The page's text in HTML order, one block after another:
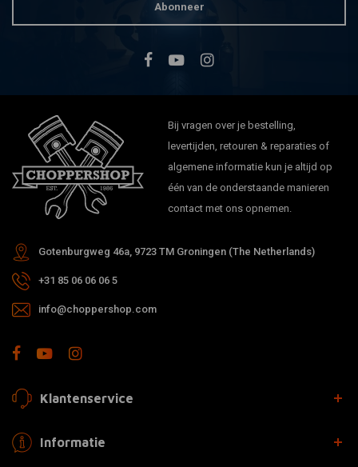
Abonneer
Bij vragen over je bestelling,
levertijden, retouren & reparaties of
algemene informatie kun je altijd op
één van de onderstaande manieren
contact met ons opnemen.
Gotenburgweg 46a, 9723 TM Groningen (The Netherlands)
+31 85 06 06 06 5
info@choppershop.com
Klantenservice
Informatie